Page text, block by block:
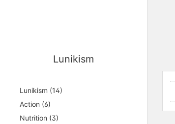
Lunikism
Lunikism (14)
Action (6)
Nutrition (3)